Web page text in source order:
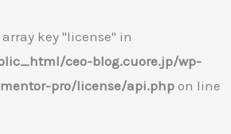
key "license" in
ceo-blog.cuore.jp/wp-
pro/license/api.php on line